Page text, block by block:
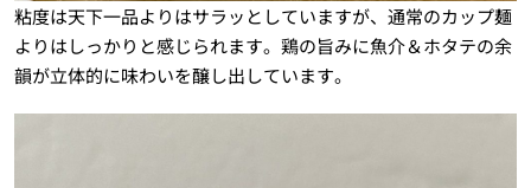
粘度は天下一品よりはサラッとしていますが、通常のカップ麺
よりはしっかりと感じられます。鶏の旨みに魚介＆ホタテの余
韻が立体的に味わいを醸し出しています。